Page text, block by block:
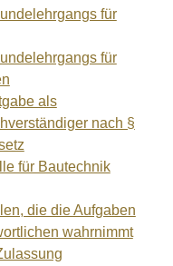
für
für
als
nach §
für Bautechnik
die die Aufgaben
wahrnimmt